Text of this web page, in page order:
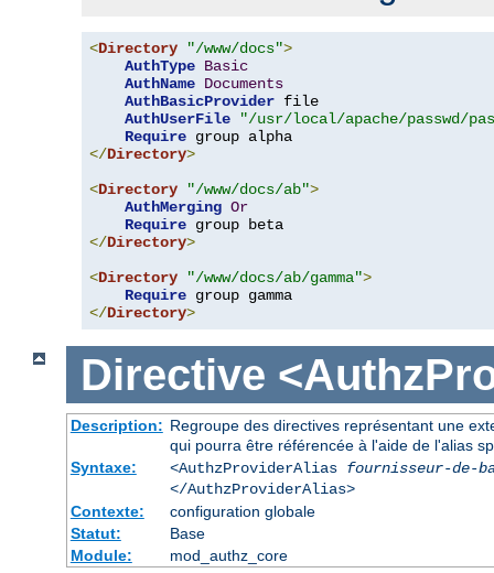
<Directory "/www/docs">
AuthType Basic
AuthName Documents
AuthBasicProvider file
AuthUserFile
"/usr/local/apache/passwd/
Require
</Directory>
<Directory "/www/docs/ab">
AuthMerging Or
Require
</Directory>
<Directory "/www/docs/ab/gamma">
Require
</Directory>
Directive
Description: Regroupe des directives représentant une
qui pourra être référencée à l'aide de l'alias
Syntaxe:
<AuthzProviderAlias fournisseur-de-
</AuthzProviderAlias>
Contexte:
configuration globale
Statut:
Base
Module:
mod_authz_core